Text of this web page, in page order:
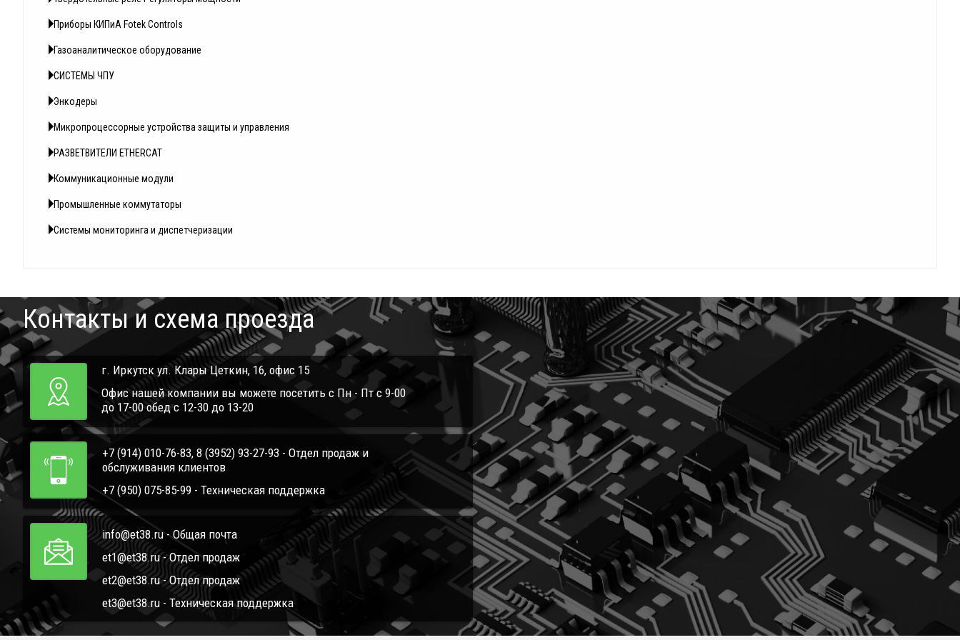
Приборы КИПиА Fotek Controls
Газоаналитическое оборудование
СИСТЕМЫ ЧПУ
Энкодеры
Микропроцессорные устройства защиты и управления
РАЗВЕТВИТЕЛИ ETHERCAT
Коммуникационные модули
Промышленные коммутаторы
Системы мониторинга и диспетчеризации
Контакты и схема проезда
г. Иркутск ул. Клары Цеткин, 16, офис 15
Офис нашей компании вы можете посетить с Пн - Пт с 9-00
до 17-00 обед с 12-30 до 13-20
+7 (914) 010-76-83, 8 (3952) 93-27-93 - Отдел продаж и
обслуживания клиентов
+7 (950) 075-85-99 - Техническая поддержка
info@et38.ru - Общая почта
et1@et38.ru - Отдел продаж
et2@et38.ru - Отдел продаж
et3@et38.ru - Техническая поддержка